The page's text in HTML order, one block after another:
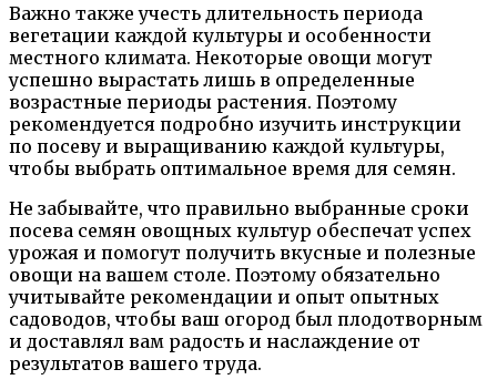
Важно также учесть длительность периода
вегетации каждой культуры и особенности
местного климата. Некоторые овощи могут
успешно вырастать лишь в определенные
возрастные периоды растения. Поэтому
рекомендуется подробно изучить инструкции
по посеву и выращиванию каждой культуры,
чтобы выбрать оптимальное время для семян.
Не забывайте, что правильно выбранные сроки
посева семян овощных культур обеспечат успех
урожая и помогут получить вкусные и полезные
овощи на вашем столе. Поэтому обязательно
учитывайте рекомендации и опыт опытных
садоводов, чтобы ваш огород был плодотворным
и доставлял вам радость и наслаждение от
результатов вашего труда.